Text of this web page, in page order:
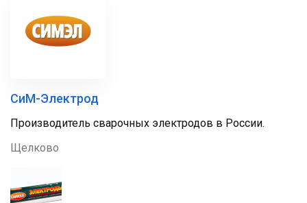
СиМ-Электрод
Производитель сварочных электродов в России.
Щелково